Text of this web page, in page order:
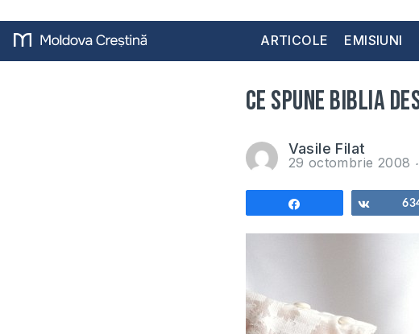
ARTICOLE EMISIUNI
Ce spune Biblia
Vasile Filat
29 octombrie 2008
Share